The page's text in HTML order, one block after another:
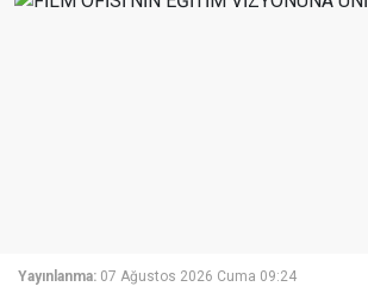
Yayınlanma: 07 Ağustos 2026 Cuma 09:24